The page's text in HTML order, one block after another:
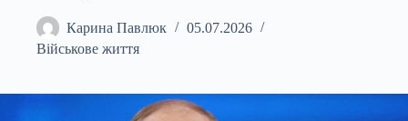
Карина Павлюк
05.07.2026
Військове життя